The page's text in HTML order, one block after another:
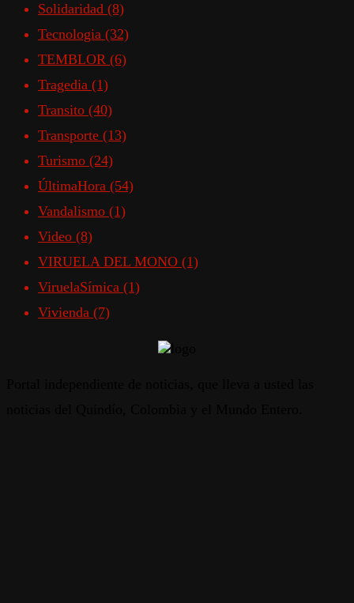
Solidaridad (8)
Tecnologia (32)
TEMBLOR (6)
Tragedia (1)
Transito (40)
Transporte (13)
Turismo (24)
ÚltimaHora (54)
Vandalismo (1)
Video (8)
VIRUELA DEL MONO (1)
ViruelaSímica (1)
Vivienda (7)